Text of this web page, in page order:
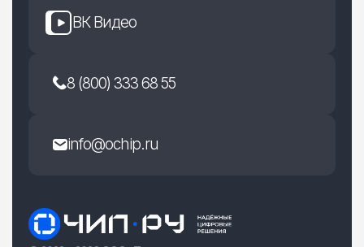
ВК Видео
8 (800) 333 68 55
info@ochip.ru